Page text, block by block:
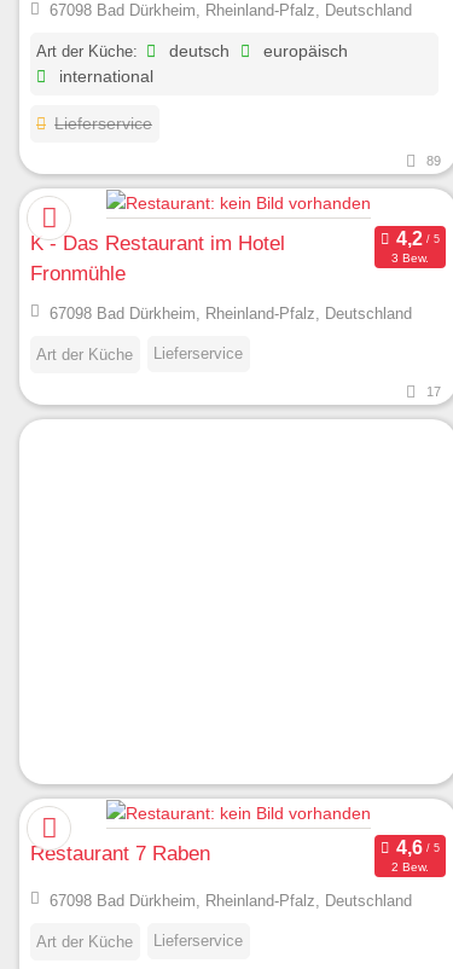
67098 Bad Dürkheim, Rheinland-Pfalz, Deutschland
Art der Küche: deutsch
europäisch
international
Lieferservice
89
K - Das Restaurant im Hotel
Fronmühle
3 Bew.
67098 Bad Dürkheim, Rheinland-Pfalz, Deutschland
Art der Küche Lieferservice
17
Restaurant 7 Raben
2 Bew.
67098 Bad Dürkheim, Rheinland-Pfalz, Deutschland
Art der Küche Lieferservice